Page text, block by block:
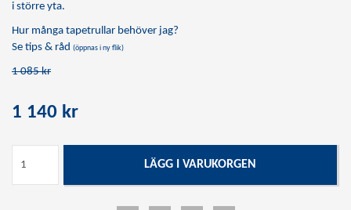
i större yta.
Hur många tapetrullar behöver jag?
Se tips & råd (öppnas i ny flik)
1 085 kr
1 140 kr
LÄGG I VARUKORGEN